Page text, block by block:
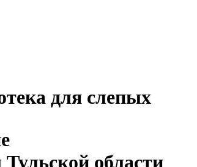
для слепых
области